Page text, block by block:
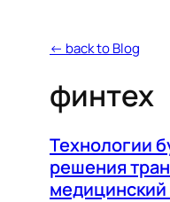
← back to Blog
финтех
Технологии
решения
медицинский